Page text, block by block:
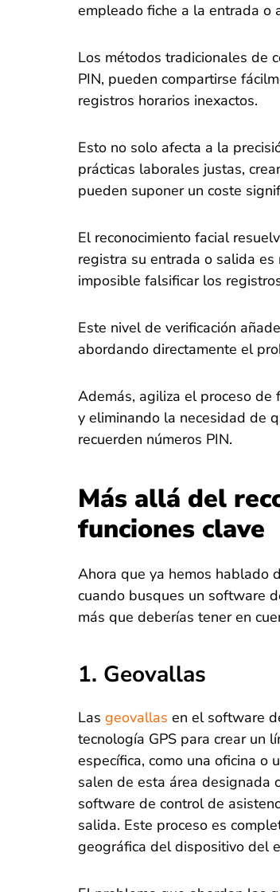
empleado fiche a la entrada o
Los métodos tradicionales de
PIN, pueden compartirse
registros horarios inexactos.
Esto no solo afecta a la
prácticas laborales justas,
pueden suponer un coste
El reconocimiento facial
registra su entrada o salida
imposible falsificar los
Este nivel de verificación
abordando directamente el
Además, agiliza el proceso de
y eliminando la necesidad de
recuerden números PIN.
Más allá del
funciones clave
Ahora que ya hemos hablado
cuando busques un software
más que deberías tener en
1. Geovallas
Las geovallas en el software
tecnología GPS para crear un
específica, como una oficina o
salen de esta área designada
software de control de
salida. Este proceso es
geográfica del dispositivo del